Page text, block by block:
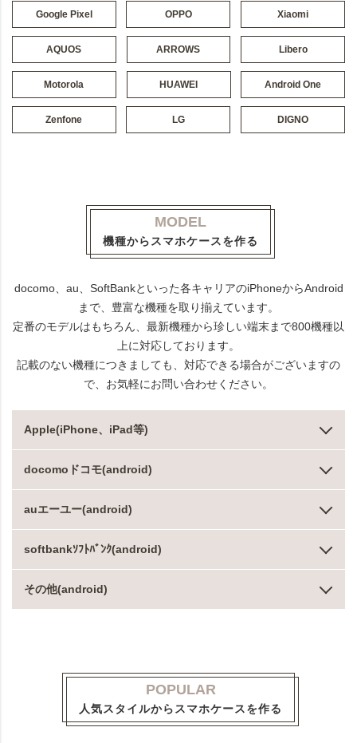
Google Pixel OPPO Xiaomi
AQUOS ARROWS Libero
Motorola HUAWEI Android One
Zenfone LG DIGNO
MODEL
機種からスマホケースを作る
docomo、au、SoftBankといった各キャリアのiPhoneからAndroid
まで、豊富な機種を取り揃えています。
定番のモデルはもちろん、最新機種から珍しい端末まで800機種以
上に対応しております。
記載のない機種につきましても、対応できる場合がございますの
で、お気軽にお問い合わせください。
Apple(iPhone、iPad等)
docomoドコモ(android)
auエーユー(android)
softbankｿﾌﾄﾊﾞﾝｸ(android)
その他(android)
POPULAR
人気スタイルからスマホケースを作る